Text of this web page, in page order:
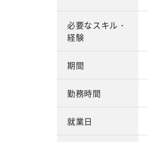
必要なスキル・
経験
期間
勤務時間
就業日